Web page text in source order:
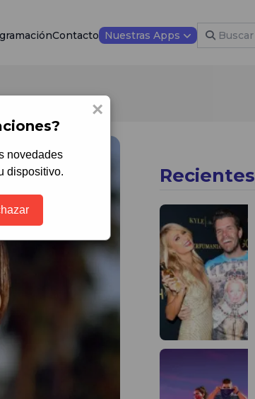
Contacto Nuestras Apps
Recientes
×
novedades
dispositivo.